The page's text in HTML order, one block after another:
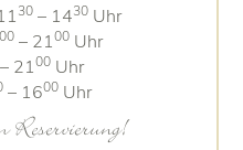
30 – 1430 Uhr
00 – 2100 Uhr
2100Uhr
– 1600 Uhr